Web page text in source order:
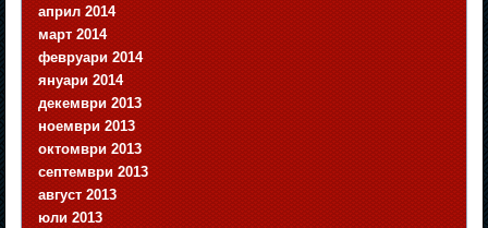
април 2014
март 2014
февруари 2014
януари 2014
декември 2013
ноември 2013
октомври 2013
септември 2013
август 2013
юли 2013